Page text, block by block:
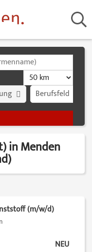
Berufsfeld
in Menden
(m/w/d)
NEU